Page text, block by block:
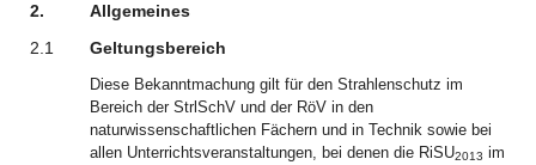
2.
Allgemeines
2.1
Geltungsbereich
Diese Bekanntmachung gilt für den Strahlenschutz im
Bereich der StrlSchV und der RöV in den
naturwissenschaftlichen Fächern und in Technik sowie bei
allen Unterrichtsveranstaltungen, bei denen die RiSU2013 im